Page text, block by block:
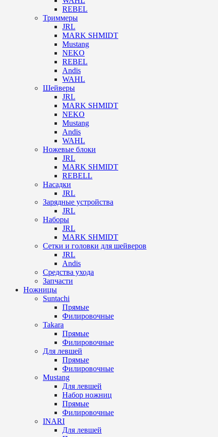
REBEL
Триммеры
JRL
MARK SHMIDT
Mustang
NEKO
REBEL
Andis
WAHL
Шейверы
JRL
MARK SHMIDT
NEKO
Mustang
Andis
WAHL
Ножевые блоки
JRL
MARK SHMIDT
REBELL
Насадки
JRL
Зарядные устройства
JRL
Наборы
JRL
MARK SHMIDT
Сетки и головки для шейверов
JRL
Andis
Средства ухода
Запчасти
Ножницы
Suntachi
Прямые
Филировочные
Takara
Прямые
Филировочные
Для левшей
Прямые
Филировочные
Mustang
Для левшей
Набор ножниц
Прямые
Филировочные
INARI
Для левшей